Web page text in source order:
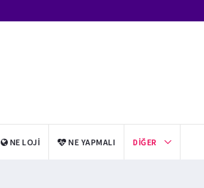
NE LOJI NE YAPMALI DIĞER